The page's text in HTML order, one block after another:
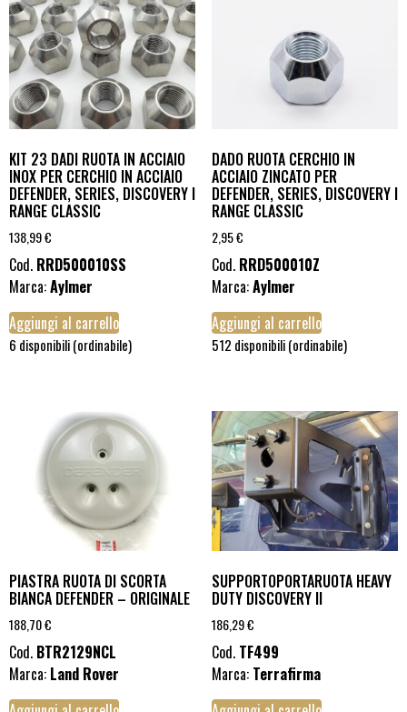
KIT 23 DADI RUOTA IN ACCIAIO
INOX PER CERCHIO IN ACCIAIO
DEFENDER, SERIES, DISCOVERY I
RANGE CLASSIC
138,99€
Cod. RRD500010SS
Marca:Aylmer
Aggiungi al carrello
6 disponibili (ordinabile)
DADO RUOTA CERCHIO IN
ACCIAIO ZINCATO PER
DEFENDER, SERIES, DISCOVERY I
RANGE CLASSIC
2,95€
Cod. RRD500010Z
Marca:Aylmer
Aggiungi al carrello
512 disponibili (ordinabile)
PIASTRA RUOTA DI SCORTA
BIANCA DEFENDER – ORIGINALE
188,70€
Cod. BTR2129NCL
Marca: Land Rover
SUPPORTOPORTARUOTA HEAVY
DUTY DISCOVERY II
186,29€
Cod. TF499
Marca: Terrafirma